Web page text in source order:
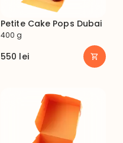
Petite Cake Pops Dubai
400 g
550 lei